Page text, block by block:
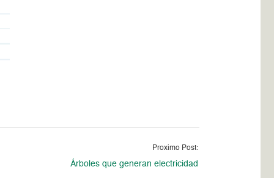
Proximo Post:
Árboles que generan electricidad